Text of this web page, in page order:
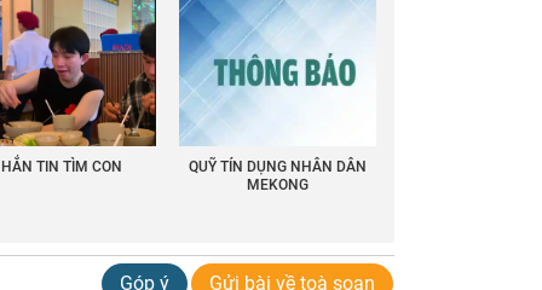
TIN TÌM CON
QUỸ TÍN DỤNG NHÂN DÂN
MEKONG
Góp ý Gửi bài về toà soạn